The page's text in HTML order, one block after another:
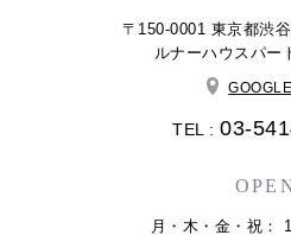
〒150-0001 東京都渋
ルナーハウスパー
TEL : 03-
月・木・金・祝：